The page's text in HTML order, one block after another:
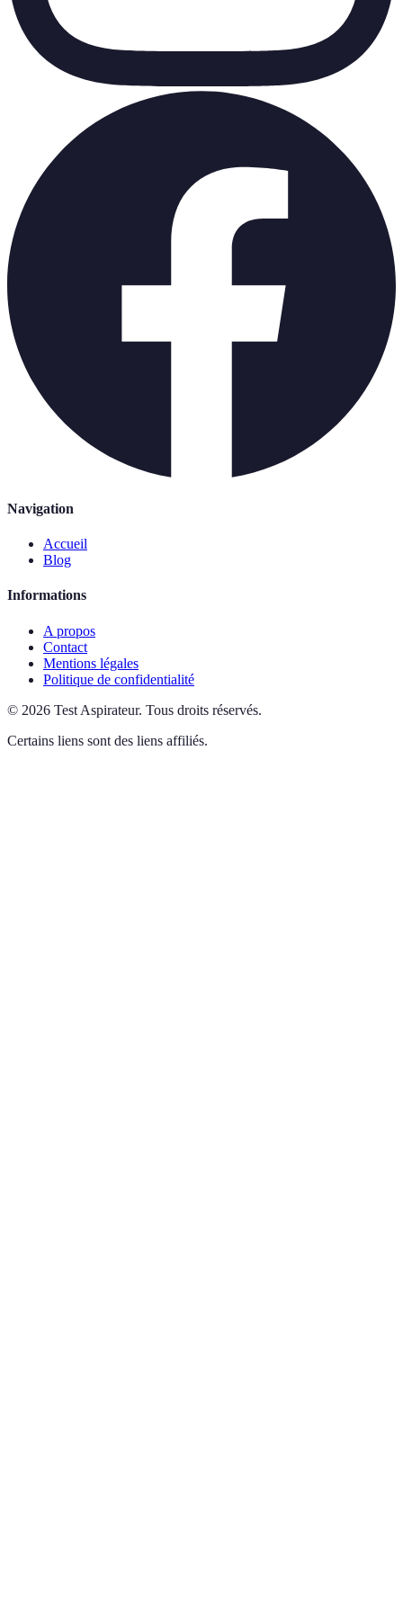
Navigation
Accueil
Blog
Informations
A propos
Contact
Mentions légales
Politique de confidentialité
© 2026 Test Aspirateur. Tous droits réservés.
Certains liens sont des liens affiliés.